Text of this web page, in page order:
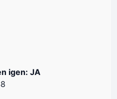
igen: JA